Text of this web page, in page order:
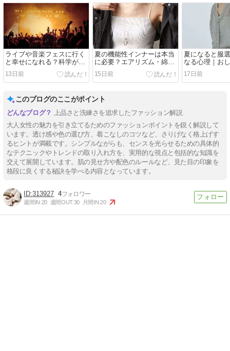
ライブや音楽フェスに行く
と幸せになれる？科学が明
らかにした意外な効果
13日前
夏の機能性インナーは本当
に必要？エアリズム・綿・
麻の違いと上手な使い分け
方
15日前
夏になると服
なる心理｜お
くなくなるの
17日前
このブログのここがポイント
上品さと洗練さを追求したファッション解説
大人女性の魅力を引き立てるためのファッションポイントを鋭く解説して
います。透け感や色の選び方、着こなしのコツなど、さりげなく格上げす
るヒントが満載です。シンプルながらも、センスを光らせるための具体的
なテクニックやトレンドの取り入れ方を、実用的な視点と包括的な知識を
交えて展開しています。肌の見せ方や配色のルールなど、見た目の印象を
格段に良くする秘訣を学べる内容となっています。
313927 4
週間IN:20 週間OUT:30 月間IN:20